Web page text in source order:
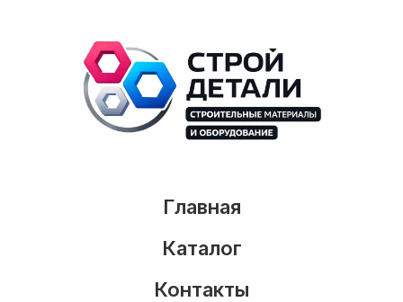
Главная
Каталог
Контакты